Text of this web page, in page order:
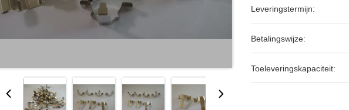
Leveringstermijn:
Betalingswijze:
Toeleveringskapaciteit: